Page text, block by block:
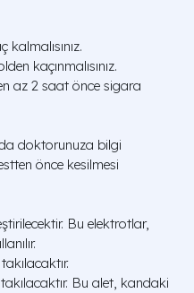
kaçınmalısınız.
az 2 saat önce sigara
doktorunuza bilgi
önce kesilmesi
Bu elektrotlar,
Bu alet, kandaki